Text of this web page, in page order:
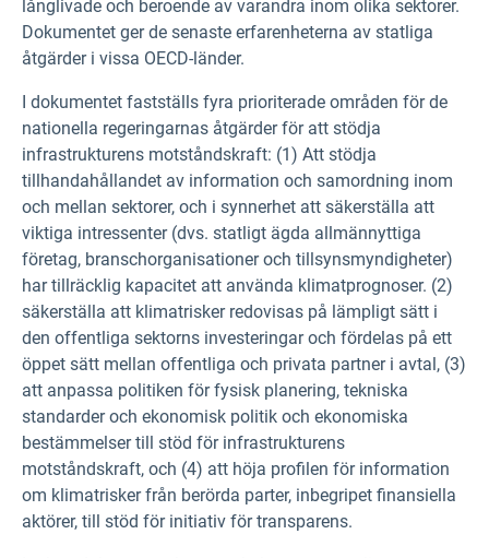
långlivade och beroende av varandra inom olika sektorer.
Dokumentet ger de senaste erfarenheterna av statliga
åtgärder i vissa OECD-länder.
I dokumentet fastställs fyra prioriterade områden för de
nationella regeringarnas åtgärder för att stödja
infrastrukturens motståndskraft: (1) Att stödja
tillhandahållandet av information och samordning inom
och mellan sektorer, och i synnerhet att säkerställa att
viktiga intressenter (dvs. statligt ägda allmännyttiga
företag, branschorganisationer och tillsynsmyndigheter)
har tillräcklig kapacitet att använda klimatprognoser. (2)
säkerställa att klimatrisker redovisas på lämpligt sätt i
den offentliga sektorns investeringar och fördelas på ett
öppet sätt mellan offentliga och privata partner i avtal, (3)
att anpassa politiken för fysisk planering, tekniska
standarder och ekonomisk politik och ekonomiska
bestämmelser till stöd för infrastrukturens
motståndskraft, och (4) att höja profilen för information
om klimatrisker från berörda parter, inbegripet finansiella
aktörer, till stöd för initiativ för transparens.